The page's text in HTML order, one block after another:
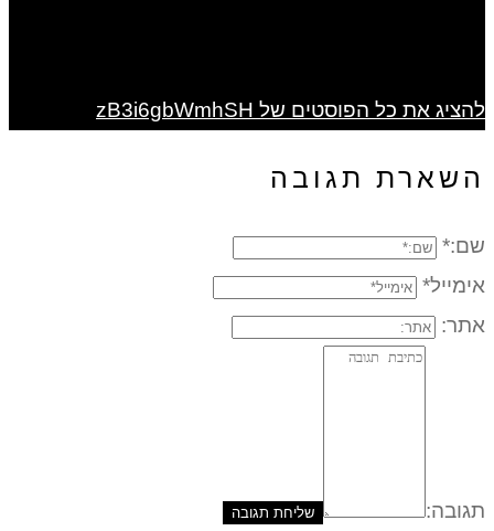
להציג את כל הפוסטים של zB3i6gbWmhSH
השארת תגובה
שם:*
אימייל*
אתר:
תגובה: